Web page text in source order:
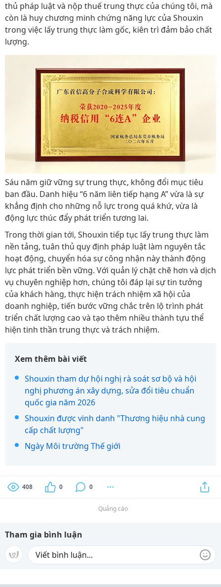
thủ pháp luật và nộp thuế trung thực của chúng tôi, mà
còn là huy chương minh chứng năng lực của Shouxin
trong việc lấy trung thực làm gốc, kiên trì đảm bảo chất
lượng.
Sáu năm giữ vững sự trung thực, không đổi mục tiêu
ban đầu. Danh hiệu “6 năm liên tiếp hạng A” vừa là sự
khẳng định cho những nỗ lực trong quá khứ, vừa là
động lực thúc đẩy phát triển tương lai.
Trong thời gian tới, Shouxin tiếp tục lấy trung thực làm
nền tảng, tuân thủ quy định pháp luật làm nguyên tắc
hoạt động, chuyển hóa sự công nhận này thành động
lực phát triển bền vững. Với quản lý chặt chẽ hơn và dịch
vụ chuyên nghiệp hơn, chúng tôi đáp lại sự tin tưởng
của khách hàng, thực hiện trách nhiệm xã hội của
doanh nghiệp, tiến bước vững chắc trên lộ trình phát
triển chất lượng cao và tạo thêm nhiều thành tựu thể
hiện tinh thần trung thực và trách nhiệm.
Xem thêm bài viết
Shouxin tham dự hội nghị rà soát sơ bộ và hội
nghị phương án xây dựng, sửa đổi tiêu chuẩn
quốc gia năm 2026
Shouxin được vinh danh "Thương hiệu nhà cung
cấp chất lượng"
Ngày Môi trường Thế giới
408 0 0
Quảng cáo
Tham gia bình luận